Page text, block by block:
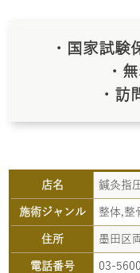
・国家試験
・
・訪
店名 鍼灸指
施術ジャンル 整体,整
住所 墨田区
電話番号 03-